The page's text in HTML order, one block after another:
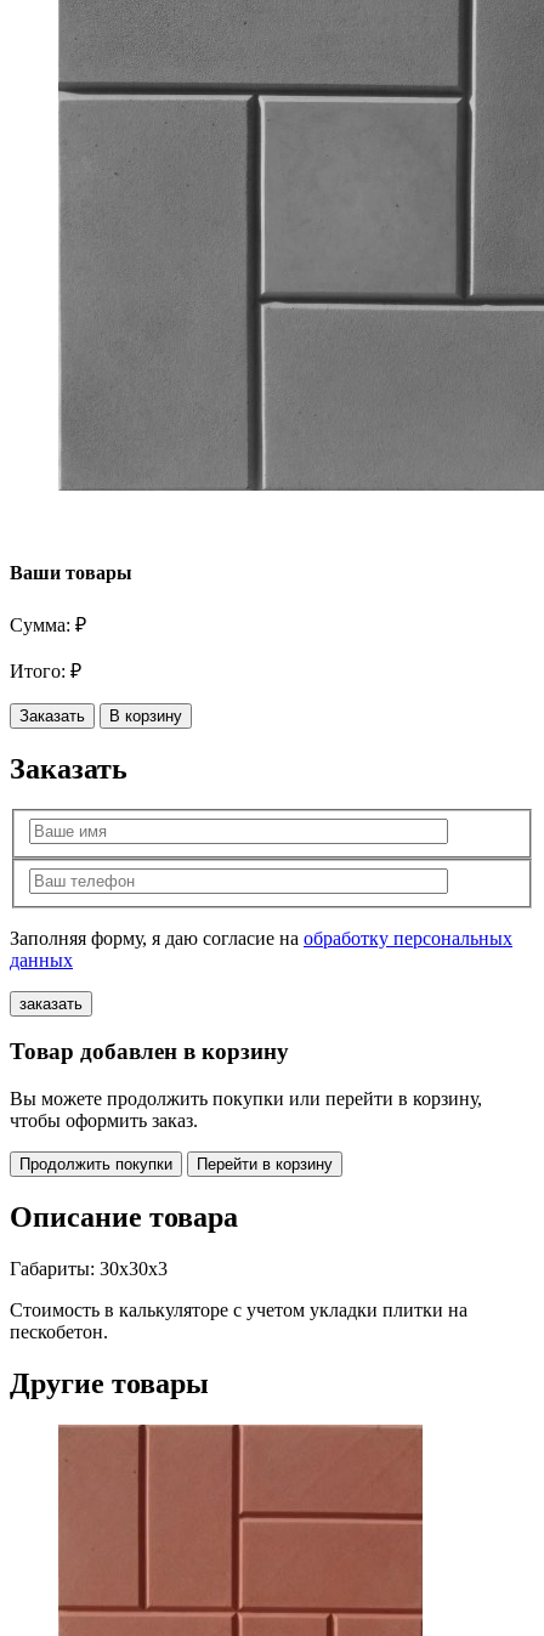
Ваши товары
Сумма: ₽
Итого: ₽
Заказать В корзину
Заказать
Заполняя форму, я даю согласие на обработку персональных
данных
Товар добавлен в корзину
Вы можете продолжить покупки или перейти в корзину,
чтобы оформить заказ.
Продолжить покупки Перейти в корзину
Описание товара
Габариты: 30х30х3
Стоимость в калькуляторе с учетом укладки плитки на
пескобетон.
Другие товары